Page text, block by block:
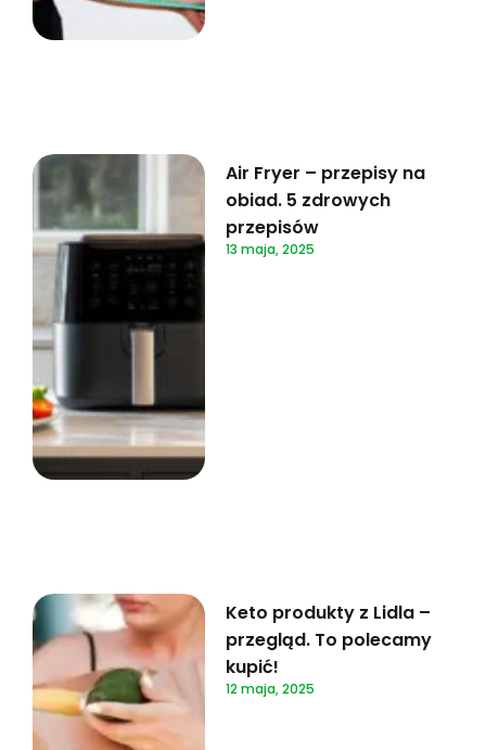
Air Fryer – przepisy na
obiad. 5 zdrowych
przepisów
13 maja, 2025
Keto produkty z Lidla –
przegląd. To polecamy
kupić!
12 maja, 2025